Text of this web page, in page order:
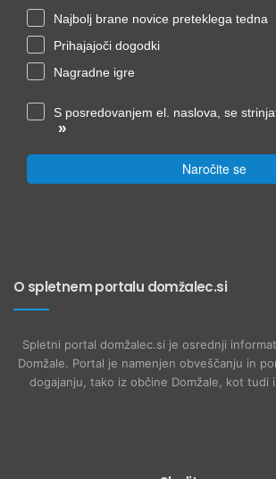
Najbolj brane novice preteklega tedna
Prihajajoči dogodki
Nagradne igre
S posredovanjem el. naslova, se
»
Naročite se
O spletnem portalu domžalec.si
Spletni portal domžalec.si je osrednji
Domžale. Portal je namenjen obveščanju in
dogajanju, tako iz občine Domžale, kot tudi